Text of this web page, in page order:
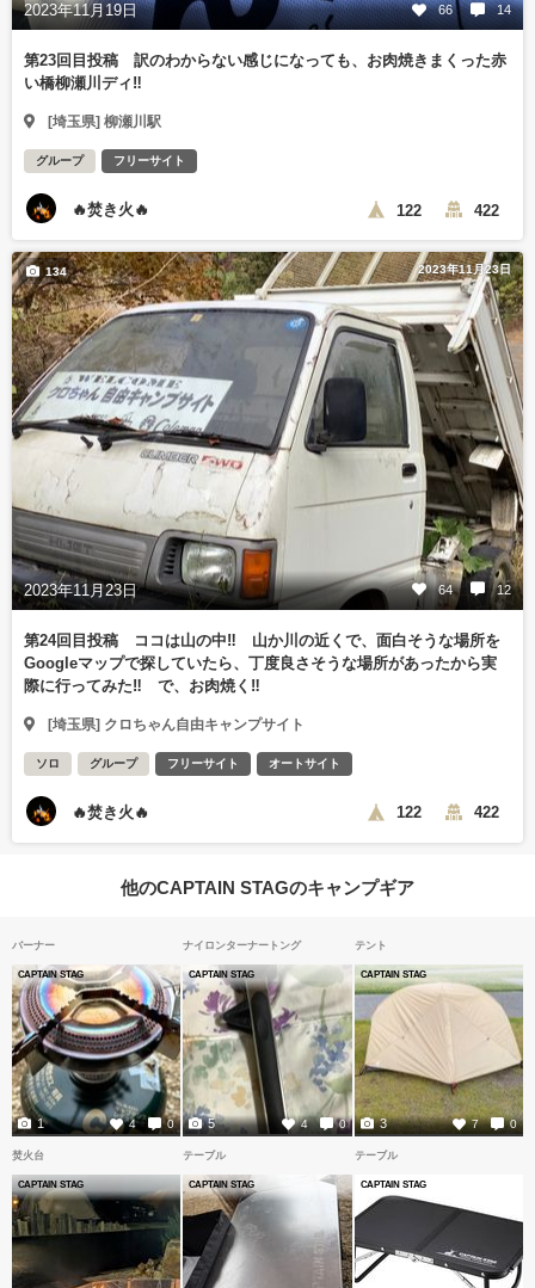
2023年11月19日 66 14
第23回目投稿 訳のわからない感じになっても、お肉焼きまくった赤
い橋柳瀬川ディ‼️
[埼玉県] 柳瀬川駅
グループ フリーサイト
🔥焚き火🔥 122 422
2023年11月23日
2023年11月23日 64 12
134
第24回目投稿 ココは山の中‼️ 山か川の近くで、面白そうな場所を
Googleマップで探していたら、丁度良さそうな場所があったから実
際に行ってみた‼️ で、お肉焼く‼️
[埼玉県] クロちゃん自由キャンプサイト
ソロ グループ フリーサイト オートサイト
🔥焚き火🔥 122 422
他のCAPTAIN STAGのキャンプギア
バーナー
CAPTAIN STAG
4 0
1
ナイロンターナートング
CAPTAIN STAG
4 0
5
テント
CAPTAIN STAG
7 0
3
焚火台
CAPTAIN STAG
テーブル
CAPTAIN STAG
テーブル
CAPTAIN STAG